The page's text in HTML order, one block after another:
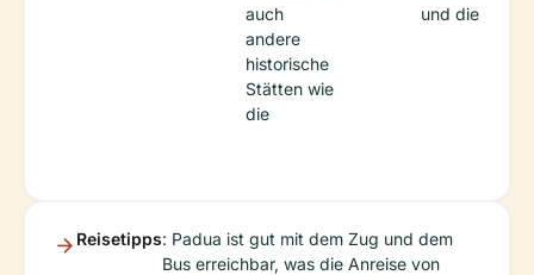
auch
andere
historische
Stätten wie
die
und die
Reisetipps: Padua ist gut mit dem Zug und dem
Bus erreichbar, was die Anreise von